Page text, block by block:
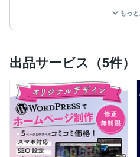
こんにちは、プロフィール
ます
＼ Webデザイン・制作、全
●できること
・LP（ランディングページ
可）
・Webサイト制作
ジナルデザイン可)
・ECサイト構築（
・チラシ、パンフレット、名
もっ
出品サービス（5件）